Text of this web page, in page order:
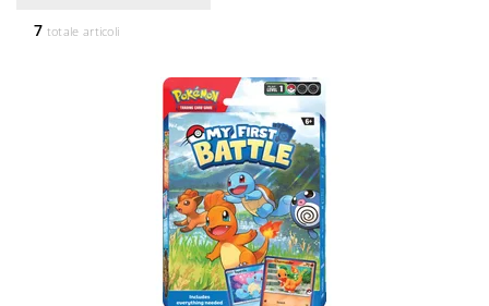
7 totale articoli